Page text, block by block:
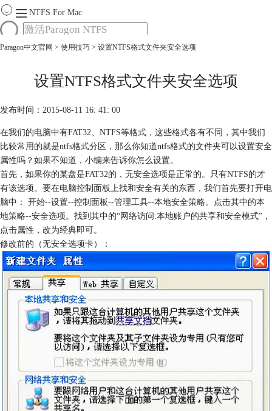
NTFS For Mac
首页
Mac软件大全
购买
Paragon中文官网 > 使用技巧 > 设置NTFS格式文件夹安全选项
设置NTFS格式文件夹安全选项
发布时间：2015-08-11 16: 41: 00
在我们的电脑中有FAT32、NTFS等格式，这些格式各有不同，其中我们
比较常用的就是ntfs格式分区，那么你知道ntfs格式的文件夹可以设置安全
属性吗？如果不知道，小编来告诉你怎么设置。
首先，如果你的某盘是FAT32的，无安全选项是正常的。只有NTFS的才
有该选项。要在电脑控制面板上找和安全有关的东西，我们首先要打开电
脑中： 开始--设置--控制面板--管理工具--本地安全策略。点击其中的本
地策略--安全选项。找到其中的“网络访问:本地账户的共享和安全模式”，
点击属性，改为经典即可。
修改前的（无安全选项卡）：